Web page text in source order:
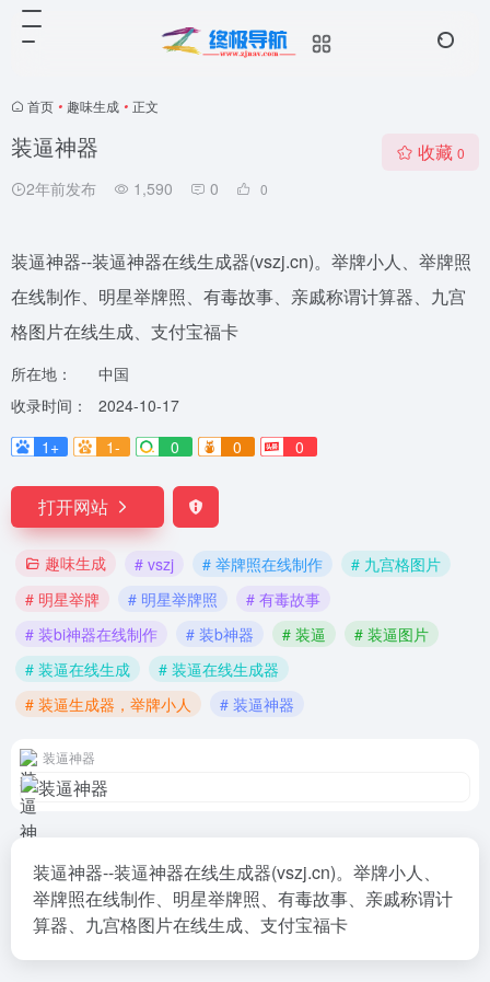
首页 • 趣味生成 • 正文
装逼神器
2年前发布 1,590 0 0
收藏 0
装逼神器--装逼神器在线生成器(vszj.cn)。举牌小人、举牌照
在线制作、明星举牌照、有毒故事、亲戚称谓计算器、九宫
格图片在线生成、支付宝福卡
所在地：
中国
收录时间：
2024-10-17
1+
1- 0 0 0
打开网站
趣味生成 # vszj # 举牌照在线制作
# 九宫格图片
# 明星举牌
# 明星举牌照
# 有毒故事
# 装bi神器在线制作
# 装b神器 # 装逼
# 装逼图片
# 装逼在线生成
# 装逼在线生成器
# 装逼生成器，举牌小人
# 装逼神器
装逼神器
装逼神器--装逼神器在线生成器(vszj.cn)。举牌小人、
举牌照在线制作、明星举牌照、有毒故事、亲戚称谓计
算器、九宫格图片在线生成、支付宝福卡